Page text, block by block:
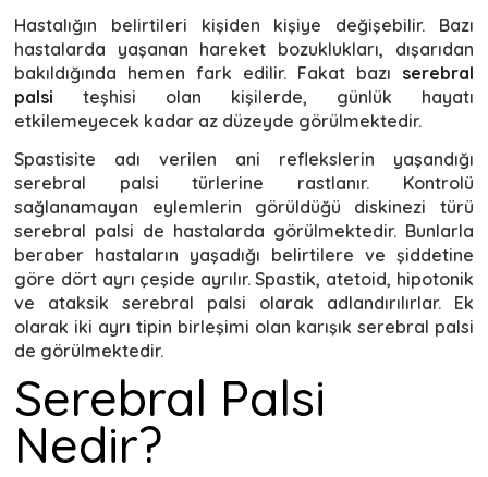
Hastalığın belirtileri kişiden kişiye değişebilir. Bazı
hastalarda yaşanan hareket bozuklukları, dışarıdan
bakıldığında hemen fark edilir. Fakat bazı serebral
palsi teşhisi olan kişilerde, günlük hayatı
etkilemeyecek kadar az düzeyde görülmektedir.
Spastisite adı verilen ani reflekslerin yaşandığı
serebral palsi türlerine rastlanır. Kontrolü
sağlanamayan eylemlerin görüldüğü diskinezi türü
serebral palsi de hastalarda görülmektedir. Bunlarla
beraber hastaların yaşadığı belirtilere ve şiddetine
göre dört ayrı çeşide ayrılır. Spastik, atetoid, hipotonik
ve ataksik serebral palsi olarak adlandırılırlar. Ek
olarak iki ayrı tipin birleşimi olan karışık serebral palsi
de görülmektedir.
Serebral Palsi
Nedir?